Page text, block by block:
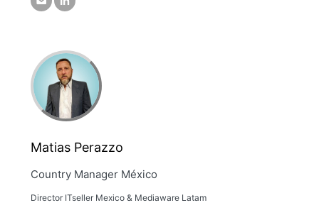
Matias Perazzo
Country Manager México
Director ITseller Mexico & Mediaware Latam